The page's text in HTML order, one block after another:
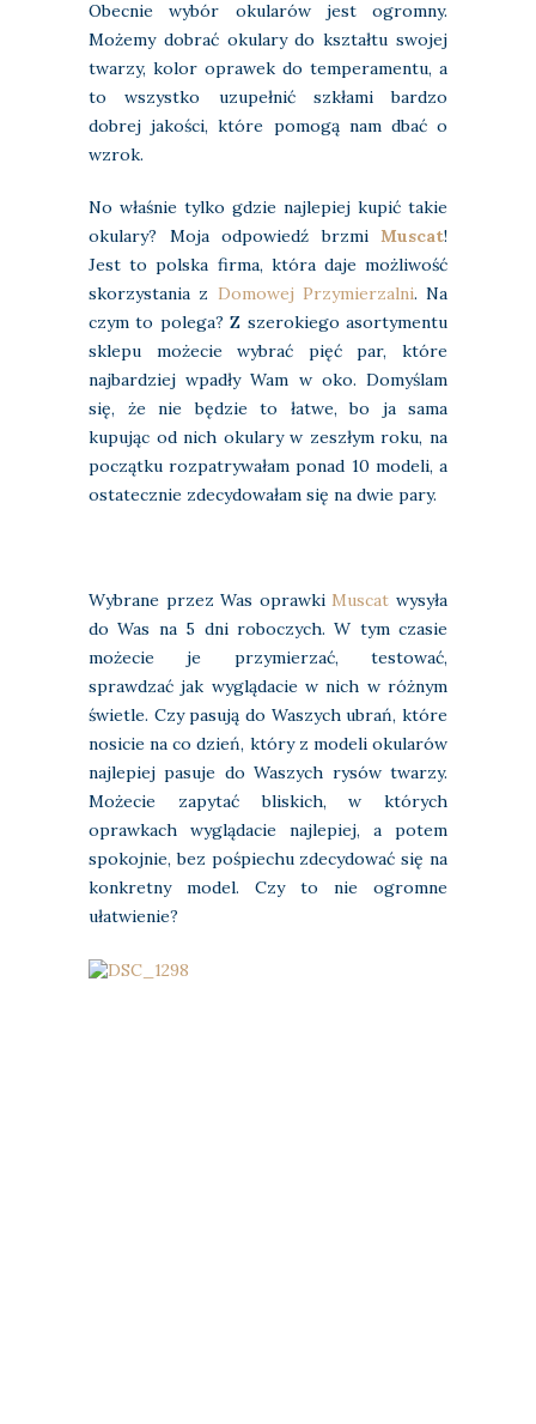
Obecnie wybór okularów jest ogromny.
Możemy dobrać okulary do kształtu swojej
twarzy, kolor oprawek do temperamentu, a
to wszystko uzupełnić szkłami bardzo
dobrej jakości, które pomogą nam dbać o
wzrok.
No właśnie tylko gdzie najlepiej kupić takie
okulary? Moja odpowiedź brzmi Muscat!
Jest to polska firma, która daje możliwość
skorzystania z Domowej Przymierzalni. Na
czym to polega? Z szerokiego asortymentu
sklepu możecie wybrać pięć par, które
najbardziej wpadły Wam w oko. Domyślam
się, że nie będzie to łatwe, bo ja sama
kupując od nich okulary w zeszłym roku, na
początku rozpatrywałam ponad 10 modeli, a
ostatecznie zdecydowałam się na dwie pary.
Wybrane przez Was oprawkiMuscat wysyła
do Was na 5 dni roboczych. W tym czasie
możecie je przymierzać, testować,
sprawdzać jak wyglądacie w nich w różnym
świetle. Czy pasują do Waszych ubrań, które
nosicie na co dzień, który z modeli okularów
najlepiej pasuje do Waszych rysów twarzy.
Możecie zapytać bliskich, w których
oprawkach wyglądacie najlepiej, a potem
spokojnie, bez pośpiechu zdecydować się na
konkretny model. Czy to nie ogromne
ułatwienie?